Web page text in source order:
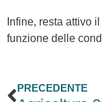
Infine, resta attivo
funzione delle
Precedente
PRECEDENTE